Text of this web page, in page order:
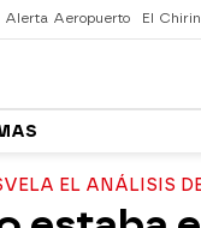
Alerta Aeropuerto El
EL ANÁLISIS